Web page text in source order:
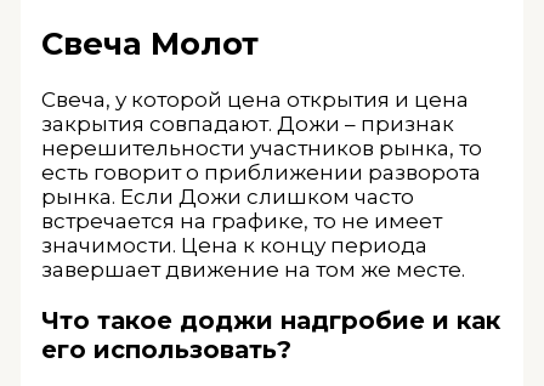
Свеча Молот
Свеча, у которой цена открытия и цена
закрытия совпадают. Дожи – признак
нерешительности участников рынка, то
есть говорит о приближении разворота
рынка. Если Дожи слишком часто
встречается на графике, то не имеет
значимости. Цена к концу периода
завершает движение на том же месте.
Что такое доджи надгробие и как
его использовать?